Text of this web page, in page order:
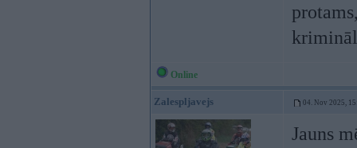
Online
Zalespljavejs 04. Nov 2025,
Jauns